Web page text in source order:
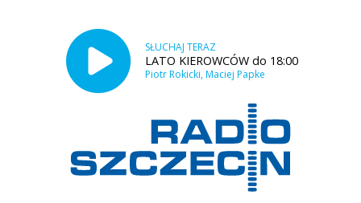
SŁUCHAJ TERAZ
LATO KIEROWCÓW do 18:00
Piotr Rokicki, Maciej Papke